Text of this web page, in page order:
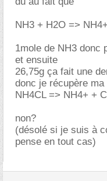
NH3 + H2O =>
1mole de NH3 donc
et ensuite
26,75g ça fait une
donc je récupère
NH4CL => NH4+ +
non?
(désolé si je suis à
pense en tout cas)